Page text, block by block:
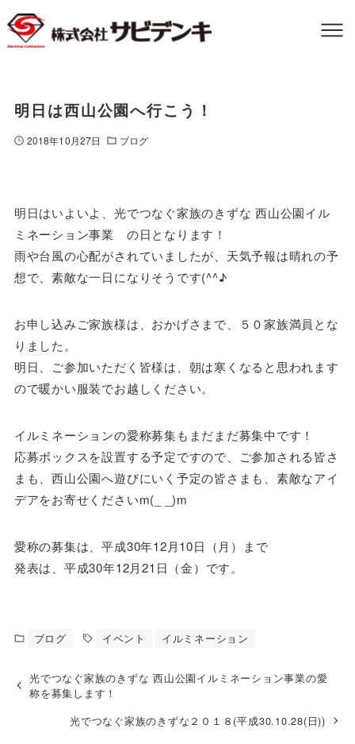
明日は西山公園へ行こう！
2018年10月27日 ブログ
明日はいよいよ、光でつなぐ家族のきずな 西山公園イル
ミネーション事業 の日となります！
雨や台風の心配がされていましたが、天気予報は晴れの予
想で、素敵な一日になりそうです(^^♪
お申し込みご家族様は、おかげさまで、５０家族満員とな
りました。
明日、ご参加いただく皆様は、朝は寒くなると思われます
ので暖かい服装でお越しください。
イルミネーションの愛称募集もまだまだ募集中です！
応募ボックスを設置する予定ですので、ご参加される皆さ
まも、西山公園へ遊びにいく予定の皆さまも、素敵なアイ
デアをお寄せくださいm(_ _)m
愛称の募集は、平成30年12月10日（月）まで
発表は、平成30年12月21日（金）です。
ブログ イベント イルミネーション
光でつなぐ家族のきずな 西山公園イルミネーション事業の愛
称を募集します！
光でつなぐ家族のきずな２０１８(平成30.10.28(日))